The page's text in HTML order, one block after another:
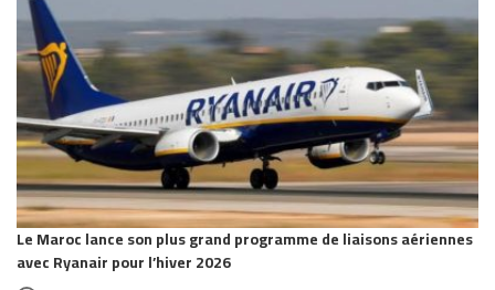
Le Maroc lance son plus grand programme de liaisons aériennes
avec Ryanair pour l’hiver 2026